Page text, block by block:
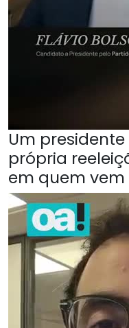
Um
própria
em quem vem